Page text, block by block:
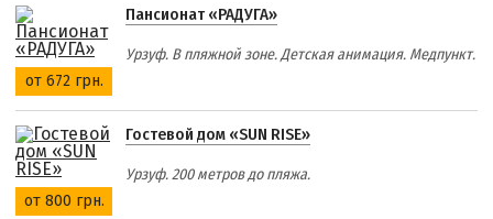
от 672 грн.
Пансионат «РАДУГА»
Урзуф. В пляжной зоне. Детская анимация. Медпункт.
от 800 грн.
Гостевой дом «SUN RISE»
Урзуф. 200 метров до пляжа.